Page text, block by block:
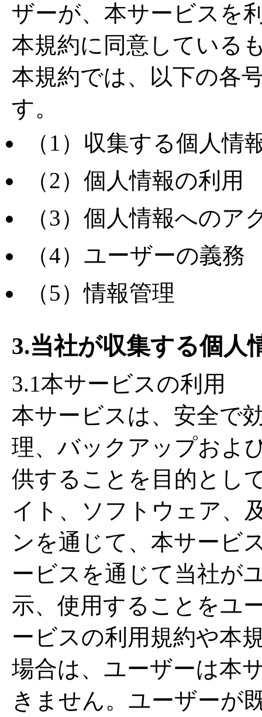
ザーが、本サービスを
本規約に同意している
本規約では、以下の各
す。
（1）収集する個人情
（2）個人情報の利用
（3）個人情報へのア
（4）ユーザーの義務
（5）情報管理
3.当社が収集する個人
3.1本サービスの利用
本サービスは、安全で
理、バックアップおよ
供することを目的とし
イト、ソフトウェア、
ンを通じて、本サービ
ービスを通じて当社が
示、使用することをユ
ービスの利用規約や本
場合は、ユーザーは本
きません。ユーザーが